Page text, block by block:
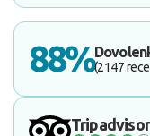
88%(2147
Tripadvisor